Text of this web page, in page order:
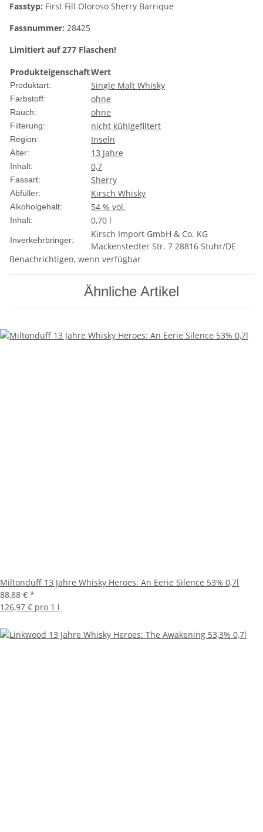
Fasstyp: First Fill Oloroso Sherry Barrique
Fassnummer: 28425
Limitiert auf 277 Flaschen!
ProdukteigenschaftWert
Produktart: Single Malt Whisky
Farbstoff: ohne
Rauch: ohne
Filterung: nicht kühlgefiltert
Region: Inseln
Alter: 13 Jahre
Inhalt: 0,7
Fassart: Sherry
Abfüller: Kirsch Whisky
Alkoholgehalt: 54 % vol.
Inhalt: 0,70 l
Inverkehrbringer:
Kirsch Import GmbH & Co. KG
Mackenstedter Str. 7 28816 Stuhr/DE
Benachrichtigen, wenn verfügbar
Ähnliche Artikel
Miltonduff 13 Jahre Whisky Heroes: An Eerie Silence 53% 0,7l
88,88 € *
126,97 € pro 1 l